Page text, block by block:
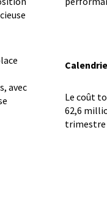
avec
Le coût
62,6
trimestre